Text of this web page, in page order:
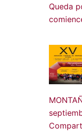
Queda